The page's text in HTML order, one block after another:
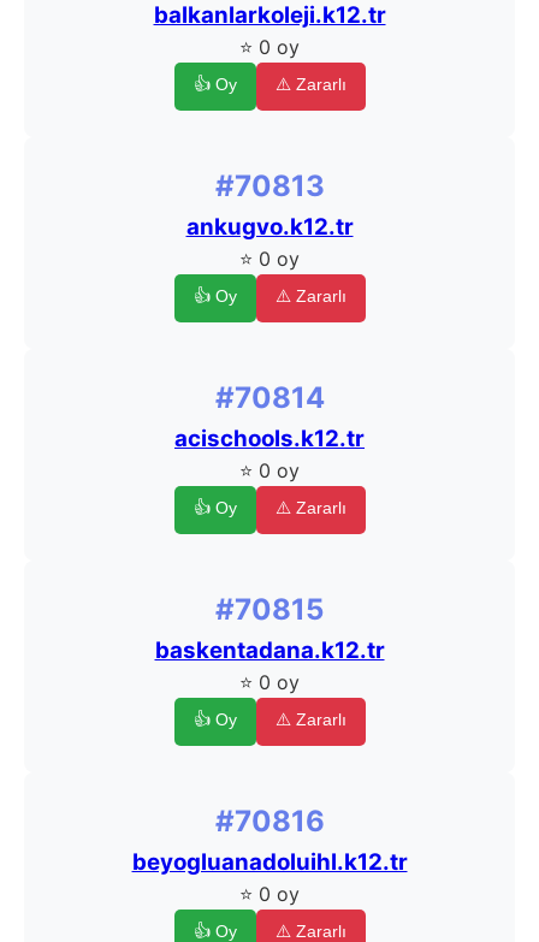
balkanlarkoleji.k12.tr
⭐ 0 oy
👍 Oy ⚠️ Zararlı
#70813
ankugvo.k12.tr
⭐ 0 oy
👍 Oy ⚠️ Zararlı
#70814
acischools.k12.tr
⭐ 0 oy
👍 Oy ⚠️ Zararlı
#70815
baskentadana.k12.tr
⭐ 0 oy
👍 Oy ⚠️ Zararlı
#70816
beyogluanadoluihl.k12.tr
⭐ 0 oy
👍 Oy ⚠️ Zararlı